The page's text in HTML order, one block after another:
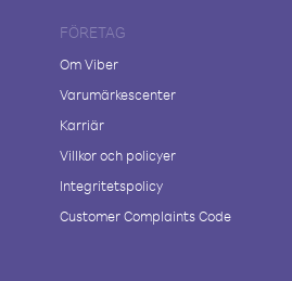
FÖRETAG
Om Viber
Varumärkescenter
Karriär
Villkor och policyer
Integritetspolicy
Customer Complaints Code